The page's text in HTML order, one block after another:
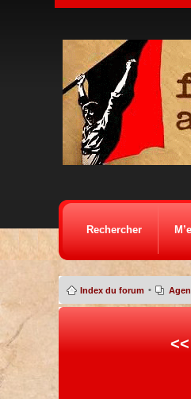
Rechercher
Index du forum •
<<